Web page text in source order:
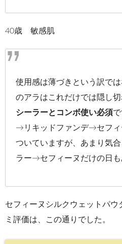
40歳 敏感肌
使用感は薄づきという訳で
のアラはこれだけでは隠し切
シーラーとコンボ使い必須
→リキッドファンデ→セフィ
ついていますが、あまり気
ラー→セフィーヌだけの日も
セフィーヌシルクウェットパウ
ミ評価は、この通りでした。